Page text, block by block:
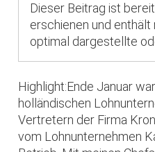
Dieser Beitrag ist
erschienen und
optimal dargestellte
Highlight:Ende Januar
holländischen
Vertretern der Firma
vom Lohnunternehmen